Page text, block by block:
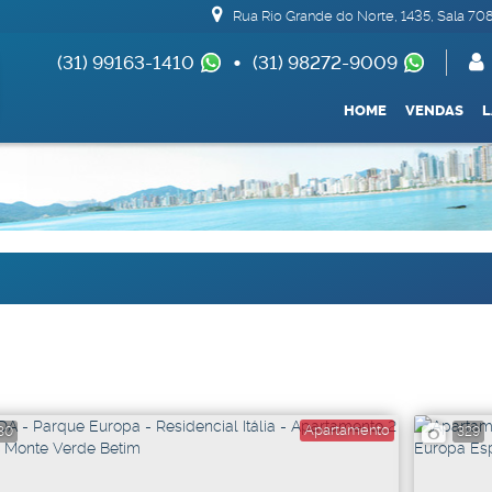
Rua Rio Grande do Norte, 1435, Sala 708
(31) 99163-1410
(31) 98272-9009
VENDAS
HOME
Apartamento 329